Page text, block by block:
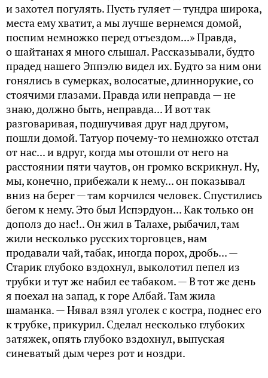
и захотел погулять. Пусть гуляет — тундра широка,
места ему хватит, а мы лучше вернемся домой,
поспим немножко перед отъездом...» Правда,
о шайтанах я много слышал. Рассказывали, будто
прадед нашего Эппэлю видел их. Будто за ним они
гонялись в сумерках, волосатые, длиннорукие, со
стоячими глазами. Правда или неправда — не
знаю, должно быть, неправда... И вот так
разговаривая, подшучивая друг над другом,
пошли домой. Татуор почему-то немножко отстал
от нас... и вдруг, когда мы отошли от него на
расстоянии пяти чаутов, он громко вскрикнул. Ну,
мы, конечно, прибежали к нему... он показывал
вниз на берег — там корчился человек. Спустились
бегом к нему. Это был Испэрдуон... Как только он
дополз до нас!.. Он жил в Талахе, рыбачил, там
жили несколько русских торговцев, нам
продавали чай, табак, иногда порох, дробь... —
Старик глубоко вздохнул, выколотил пепел из
трубки и тут же набил ее табаком. — В тот же день
я поехал на запад, к горе Албай. Там жила
шаманка. — Нявал взял уголек с костра, поднес его
к трубке, прикурил. Сделал несколько глубоких
затяжек, опять глубоко вздохнул, выпуская
синеватый дым через рот и ноздри.